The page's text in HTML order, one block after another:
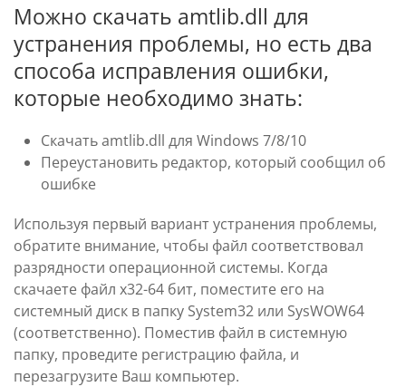
Можно скачать amtlib.dll для
устранения проблемы, но есть два
способа исправления ошибки,
которые необходимо знать:
Скачать amtlib.dll для Windows 7/8/10
Переустановить редактор, который сообщил об
ошибке
Используя первый вариант устранения проблемы,
обратите внимание, чтобы файл соответствовал
разрядности операционной системы. Когда
скачаете файл х32-64 бит, поместите его на
системный диск в папку System32 или SysWOW64
(соответственно). Поместив файл в системную
папку, проведите регистрацию файла, и
перезагрузите Ваш компьютер.